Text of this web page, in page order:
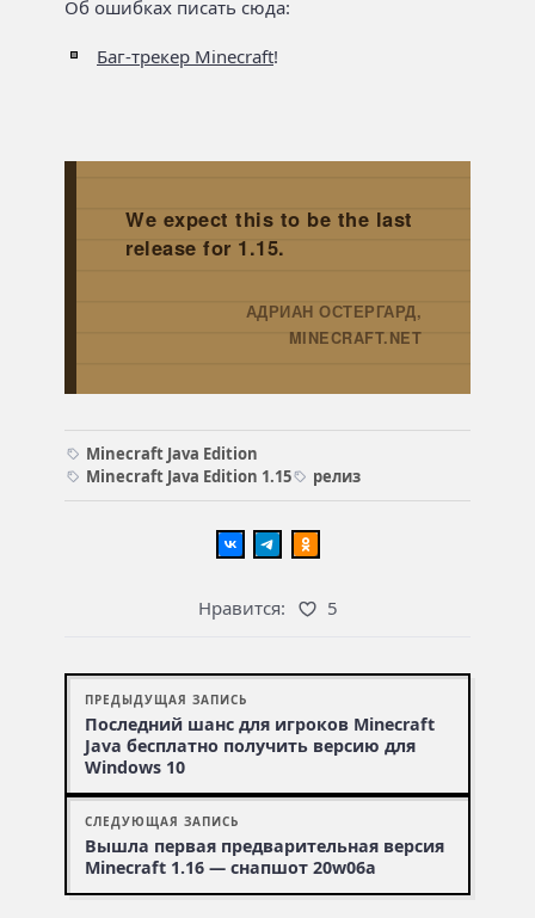
Об ошибках писать сюда:
Баг-трекер Minecraft!
We expect this to be the last
release for 1.15.
АДРИАН ОСТЕРГАРД,
MINECRAFT.NET
Minecraft Java Edition
Minecraft Java Edition 1.15
релиз
Нравится: 5
ПРЕДЫДУЩАЯ ЗАПИСЬ
Последний шанс для игроков Minecraft
Java бесплатно получить версию для
Windows 10
СЛЕДУЮЩАЯ ЗАПИСЬ
Вышла первая предварительная версия
Minecraft 1.16 — снапшот 20w06a